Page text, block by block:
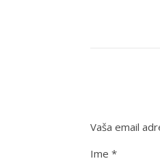
Vaša email
Ime *